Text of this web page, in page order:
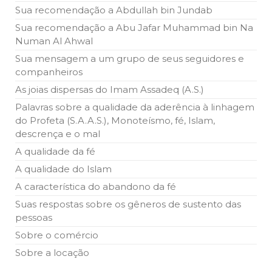
Islâmico no Brasil parabeniza a nação islâmica pela chegada
no ano novo muçulmano de 1435 Hejrita. Desejamos a
todos os irmãos e irmãs um novo
Falecimento do Imam Ali Ibn Al-Hussein
(A.S.)
data em que relembramos o martírio do quarto Imam dos
(A.S.), conhecido por “Zein Al-Ábidin” (Formosura
NOTÍCIAS
Centro Islâmico no Brasil recebe o ex-
ministro das Relações Exteriores da
Na noite da quinta-feira, 03 de Abril, o Centro Islâmico no
Brasil recebeu em sua sede, em São Paulo, o ex-ministro das
Kharrazi, que encontra-se visitando
Sua recomendação a Abdullah bin Jundab
Sua recomendação a Abu Jafar Muhammad bin Na
Numan Al Ahwal
Sua mensagem a um grupo de seus seguidores e
companheiros
As joias dispersas do Imam Assadeq (A.S.)
Palavras sobre a qualidade da aderência à linhagem
do Profeta (S.A.A.S.), Monoteísmo, fé, Islam,
descrença e o mal
A qualidade da fé
A qualidade do Islam
A característica do abandono da fé
Suas respostas sobre os gêneros de sustento das
pessoas
Sobre o comércio
Sobre a locação